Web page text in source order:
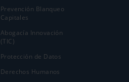
Prevención Blanqueo
Capitales
Abogacía Innovación
(TIC)
Protección de Datos
Derechos Humanos